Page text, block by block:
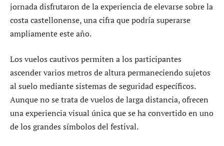
jornada disfrutaron de la experiencia de elevarse sobre la
costa castellonense, una cifra que podría superarse
ampliamente este año.
Los vuelos cautivos permiten a los participantes
ascender varios metros de altura permaneciendo sujetos
al suelo mediante sistemas de seguridad específicos.
Aunque no se trata de vuelos de larga distancia, ofrecen
una experiencia visual única que se ha convertido en uno
de los grandes símbolos del festival.